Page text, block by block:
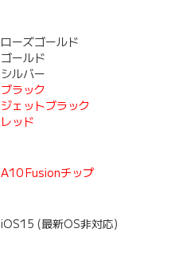
ローズゴールド
ゴールド
シルバー
ブラック
ジェットブラック
レッド
A10 Fusionチップ
iOS15 (最新OS非対応)